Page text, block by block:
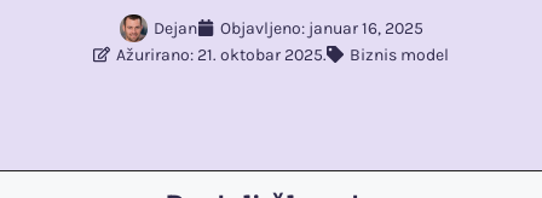
Dejan Objavljeno: januar 16, 2025
Ažurirano: 21. oktobar 2025.
Biznis model